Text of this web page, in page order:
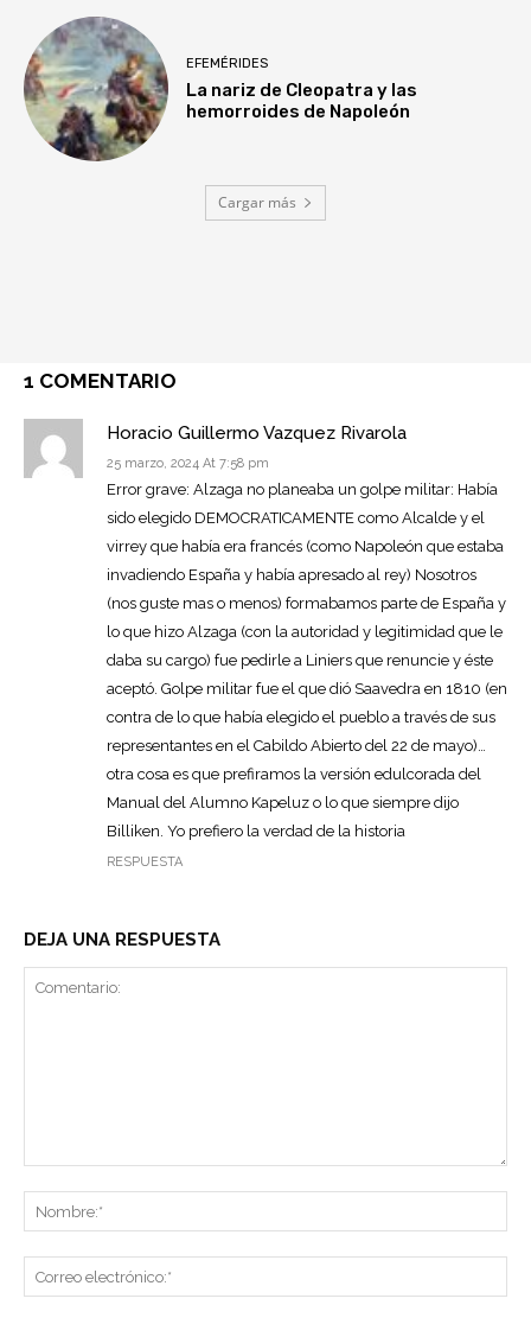
EFEMÉRIDES
La nariz de Cleopatra y las
hemorroides de Napoleón
Cargar más
1 COMENTARIO
Horacio Guillermo Vazquez Rivarola
25 marzo, 2024 At 7:58 pm
Error grave: Alzaga no planeaba un golpe militar: Había
sido elegido DEMOCRATICAMENTE como Alcalde y el
virrey que había era francés (como Napoleón que estaba
invadiendo España y había apresado al rey) Nosotros
(nos guste mas o menos) formabamos parte de España y
lo que hizo Alzaga (con la autoridad y legitimidad que le
daba su cargo) fue pedirle a Liniers que renuncie y éste
aceptó. Golpe militar fue el que dió Saavedra en 1810 (en
contra de lo que había elegido el pueblo a través de sus
representantes en el Cabildo Abierto del 22 de mayo)…
otra cosa es que prefiramos la versión edulcorada del
Manual del Alumno Kapeluz o lo que siempre dijo
Billiken. Yo prefiero la verdad de la historia
RESPUESTA
DEJA UNA RESPUESTA